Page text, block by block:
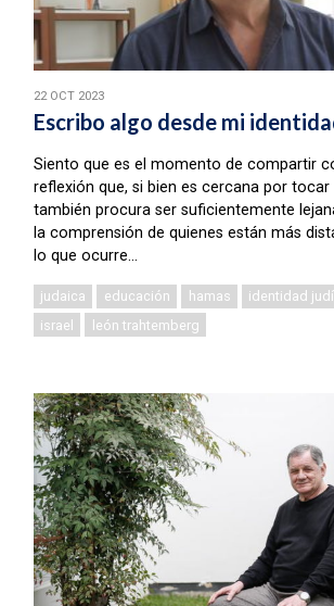
22 OCT 2023
Escribo algo desde mi
Siento que es el momento de compartir
reflexión que, si bien es cercana por tocar
también procura ser suficientemente
la comprensión de quienes están más
lo que ocurre...
judaica educación hamas identidad
israel
león trahtemberg